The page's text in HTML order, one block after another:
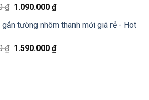
₫ 1.090.000 ₫
gắn tường nhôm thanh mới giá rẻ - Hot
₫ 1.590.000 ₫